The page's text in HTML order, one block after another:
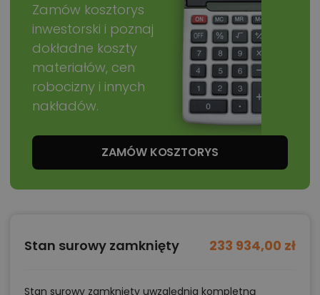
Zamów kosztorys
inwestorski i poznaj
dokładne koszty
materiałów, cen
robocizny i innych
nakładów.
ZAMÓW KOSZTORYS
Stan surowy zamknięty 233 934,00 zł
Stan surowy zamknięty uwzględnia kompletną